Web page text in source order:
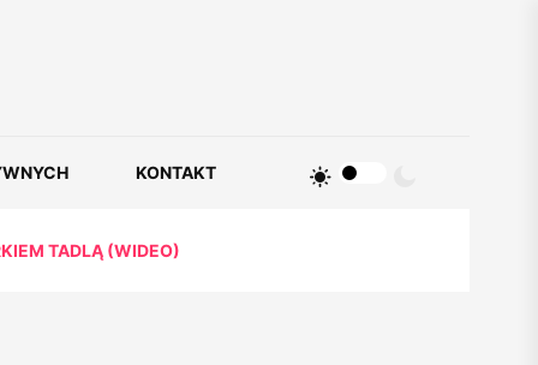
KONTAKT
TADLĄ (WIDEO)